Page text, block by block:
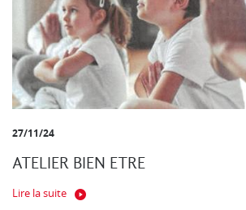
27/11/24
ATELIER BIEN ETRE
Lire la suite